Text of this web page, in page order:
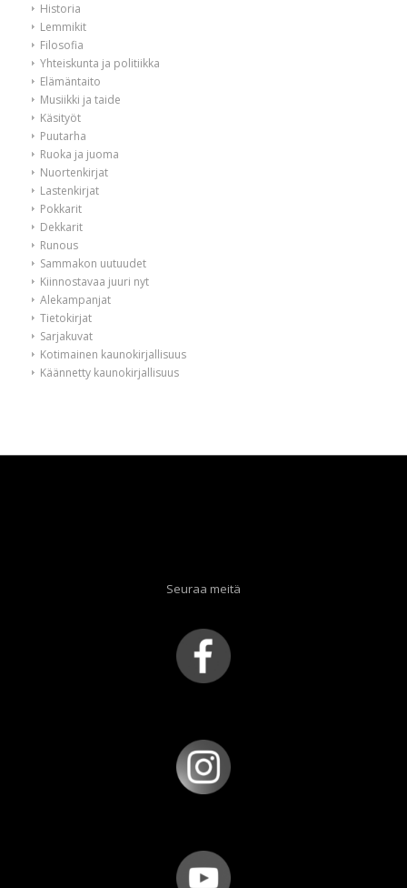
Historia
Lemmikit
Filosofia
Yhteiskunta ja politiikka
Elämäntaito
Musiikki ja taide
Käsityöt
Puutarha
Ruoka ja juoma
Nuortenkirjat
Lastenkirjat
Pokkarit
Dekkarit
Runous
Sammakon uutuudet
Kiinnostavaa juuri nyt
Alekampanjat
Tietokirjat
Sarjakuvat
Kotimainen kaunokirjallisuus
Käännetty kaunokirjallisuus
Seuraa meitä